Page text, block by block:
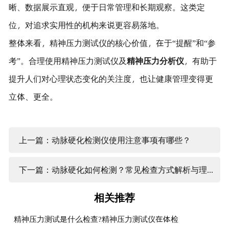
晰、数据展示直观，便于日常管理和长期观察。这类定
位，对追求实用性的机构来说更容易落地。
整体来看，精神压力测试仪的核心价值，在于“提醒”和“参
考”。合理使用精神压力测试仪及精神压力分析仪，有助于
提升人们对心理状态变化的关注度，也让健康管理变得更
立体、更全。
上一篇：动脉硬化检测仪使用注意事项有哪些？
下一篇：动脉硬化如何检测？常见检查方式解析与理解思路
相关推荐
精神压力测试是什么检查?精神压力测试仪在体检